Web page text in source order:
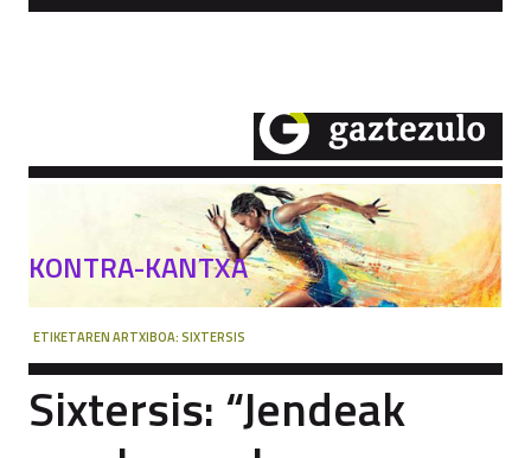
KONTRA-KANTXA
ETIKETAREN ARTXIBOA:SIXTERSIS
Sixtersis: “Jendeak